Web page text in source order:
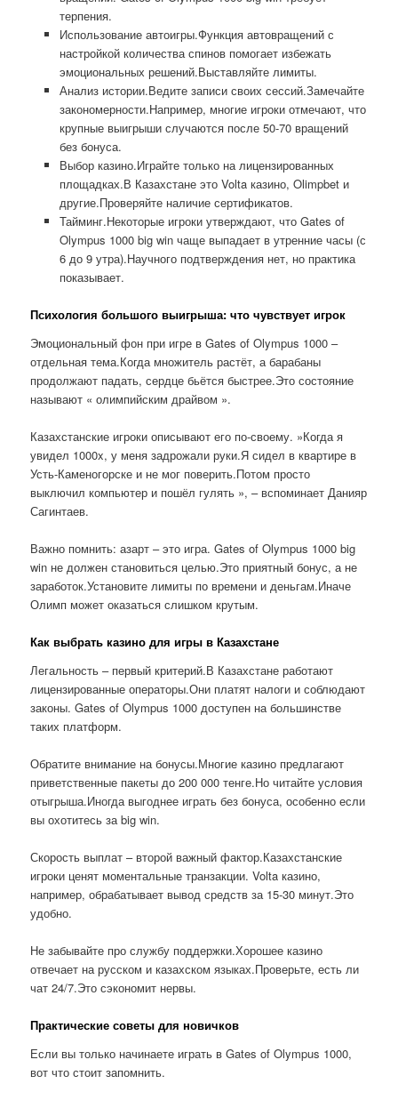
терпения.
Использование автоигры.Функция автовращений с
настройкой количества спинов помогает избежать
эмоциональных решений.Выставляйте лимиты.
Анализ истории.Ведите записи своих сессий.Замечайте
закономерности.Например, многие игроки отмечают, что
крупные выигрыши случаются после 50-70 вращений
без бонуса.
Выбор казино.Играйте только на лицензированных
площадках.В Казахстане это Volta казино, Olimpbet и
другие.Проверяйте наличие сертификатов.
Тайминг.Некоторые игроки утверждают, что Gates of
Olympus 1000 big win чаще выпадает в утренние часы (с
6 до 9 утра).Научного подтверждения нет, но практика
показывает.
Психология большого выигрыша: что чувствует игрок
Эмоциональный фон при игре в Gates of Olympus 1000 –
отдельная тема.Когда множитель растёт, а барабаны
продолжают падать, сердце бьётся быстрее.Это состояние
называют « олимпийским драйвом ».
Казахстанские игроки описывают его по-своему. »Когда я
увидел 1000x, у меня задрожали руки.Я сидел в квартире в
Усть-Каменогорске и не мог поверить.Потом просто
выключил компьютер и пошёл гулять », – вспоминает Данияр
Сагинтаев.
Важно помнить: азарт – это игра. Gates of Olympus 1000 big
win не должен становиться целью.Это приятный бонус, а не
заработок.Установите лимиты по времени и деньгам.Иначе
Олимп может оказаться слишком крутым.
Как выбрать казино для игры в Казахстане
Легальность – первый критерий.В Казахстане работают
лицензированные операторы.Они платят налоги и соблюдают
законы. Gates of Olympus 1000 доступен на большинстве
таких платформ.
Обратите внимание на бонусы.Многие казино предлагают
приветственные пакеты до 200 000 тенге.Но читайте условия
отыгрыша.Иногда выгоднее играть без бонуса, особенно если
вы охотитесь за big win.
Скорость выплат – второй важный фактор.Казахстанские
игроки ценят моментальные транзакции. Volta казино,
например, обрабатывает вывод средств за 15-30 минут.Это
удобно.
Не забывайте про службу поддержки.Хорошее казино
отвечает на русском и казахском языках.Проверьте, есть ли
чат 24/7.Это сэкономит нервы.
Практические советы для новичков
Если вы только начинаете играть в Gates of Olympus 1000,
вот что стоит запомнить.